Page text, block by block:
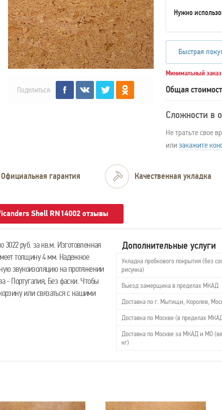
Поделиться:
Нужно
Быстрая
Минимальный
Общая
Сложности в
Не тратьте свое
или закажите
Официальная гарантия Качественная укладка
Shell RN14002 отзывы
3022 руб. за кв.м. Изготовленная
толщину 4 мм. Надежное
звукоизоляцию на протяжении
- Португалия, Без фаски. Чтобы
или связаться с нашими
Дополнительные услуги
Укладка пробкового покрытия (без
рисунка)
Выезд замерщика в пределах МКАД
Доставка по г. Мытищи, Королев,
Доставка по Москве (в пределах
Доставка по Москве за МКАД и МО
кг)